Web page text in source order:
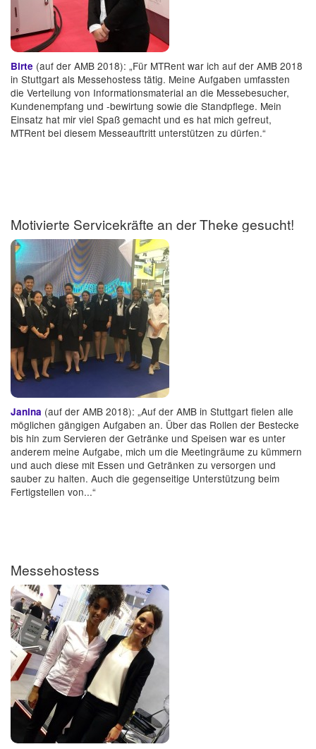
Birte (auf der AMB 2018): „Für MTRent war ich auf der AMB 2018
in Stuttgart als Messehostess tätig. Meine Aufgaben umfassten
die Verteilung von Informationsmaterial an die Messebesucher,
Kundenempfang und -bewirtung sowie die Standpflege. Mein
Einsatz hat mir viel Spaß gemacht und es hat mich gefreut,
MTRent bei diesem Messeauftritt unterstützen zu dürfen.“
Motivierte Servicekräfte an der Theke gesucht!
Janina (auf der AMB 2018): „Auf der AMB in Stuttgart fielen alle
möglichen gängigen Aufgaben an. Über das Rollen der Bestecke
bis hin zum Servieren der Getränke und Speisen war es unter
anderem meine Aufgabe, mich um die Meetingräume zu kümmern
und auch diese mit Essen und Getränken zu versorgen und
sauber zu halten. Auch die gegenseitige Unterstützung beim
Fertigstellen von...“
Messehostess